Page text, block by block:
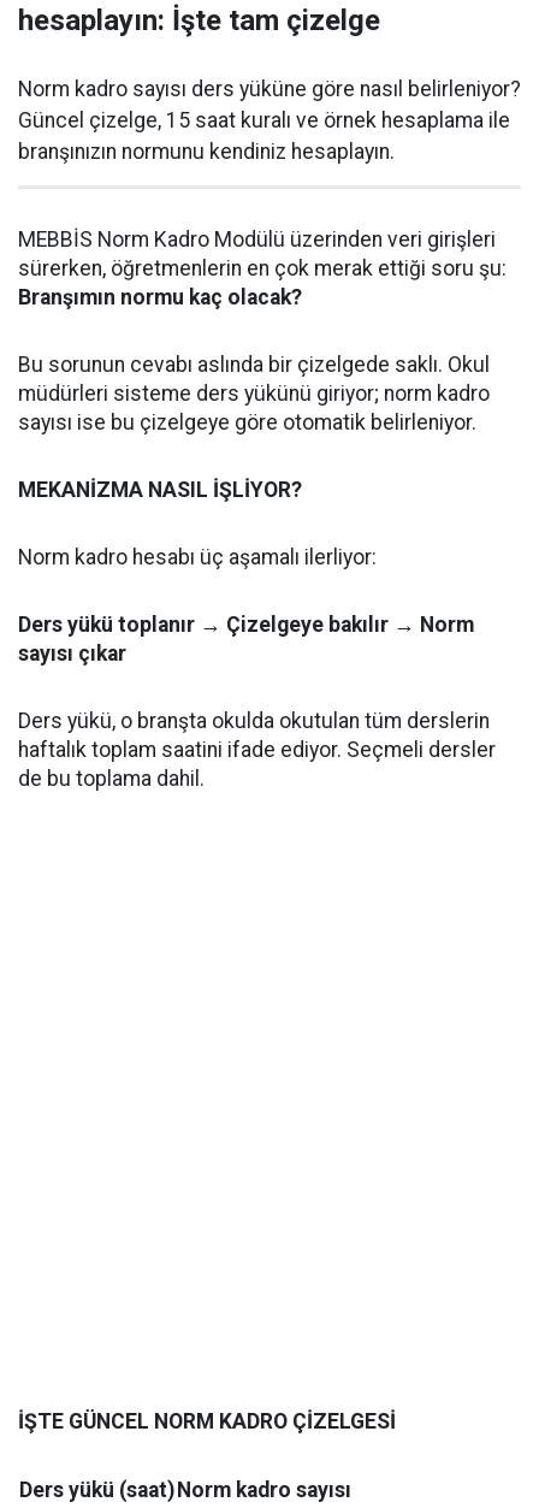
hesaplayın: İşte tam çizelge
Norm kadro sayısı ders yüküne göre nasıl belirleniyor?
Güncel çizelge, 15 saat kuralı ve örnek hesaplama ile
branşınızın normunu kendiniz hesaplayın.
MEBBİS Norm Kadro Modülü üzerinden veri girişleri
sürerken, öğretmenlerin en çok merak ettiği soru şu:
Branşımın normu kaç olacak?
Bu sorunun cevabı aslında bir çizelgede saklı. Okul
müdürleri sisteme ders yükünü giriyor; norm kadro
sayısı ise bu çizelgeye göre otomatik belirleniyor.
MEKANİZMA NASIL İŞLİYOR?
Norm kadro hesabı üç aşamalı ilerliyor:
Ders yükü toplanır → Çizelgeye bakılır → Norm
sayısı çıkar
Ders yükü, o branşta okulda okutulan tüm derslerin
haftalık toplam saatini ifade ediyor. Seçmeli dersler
de bu toplama dahil.
İŞTE GÜNCEL NORM KADRO ÇİZELGESİ
Ders yükü (saat) Norm kadro sayısı